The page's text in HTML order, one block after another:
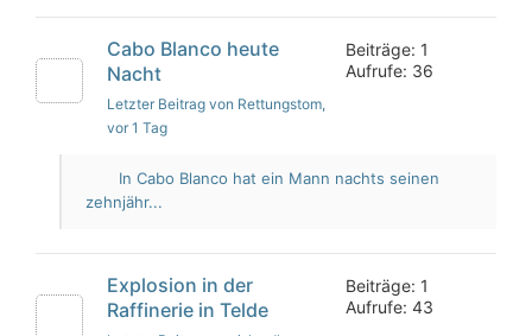
Cabo Blanco heute
Nacht
Letzter Beitrag von Rettungstom,
vor 1 Tag
Beiträge: 1
Aufrufe: 36
In Cabo Blanco hat ein Mann nachts seinen
zehnjähr...
Explosion in der
Raffinerie in Telde
Beiträge: 1
Aufrufe: 43